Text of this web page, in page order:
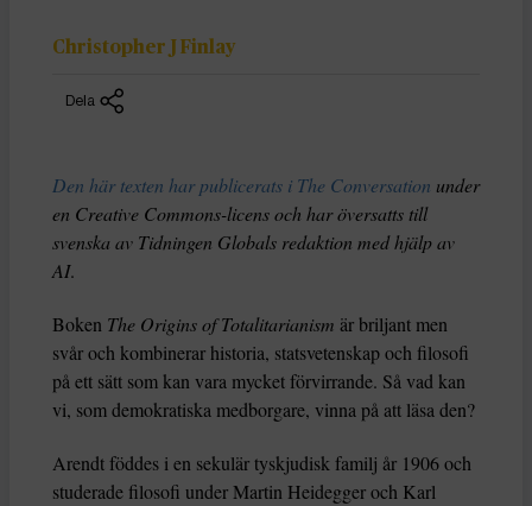
Christopher J Finlay
Dela
Den här texten har publicerats i The Conversation under
en Creative Commons-licens och har översatts till
svenska av Tidningen Globals redaktion med hjälp av
AI.
Boken The Origins of Totalitarianism är briljant men
svår och kombinerar historia, statsvetenskap och filosofi
på ett sätt som kan vara mycket förvirrande. Så vad kan
vi, som demokratiska medborgare, vinna på att läsa den?
Arendt föddes i en sekulär tyskjudisk familj år 1906 och
studerade filosofi under Martin Heidegger och Karl